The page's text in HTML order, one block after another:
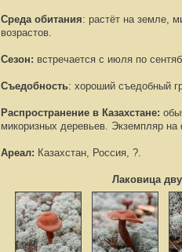
Среда обитания: растёт на земле,
возрастов.
Сезон: встречается с июля по
Съедобность: хороший съедобный
Распространение в Казахстане:
микоризных деревьев. Экземпляр
Ареал: Казахстан, Россия, ?.
Лаковица